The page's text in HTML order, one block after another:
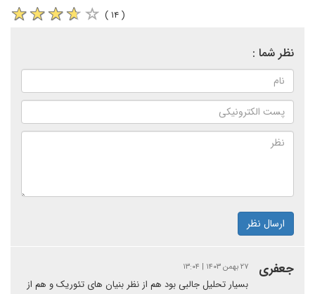
( ۱۴ )
نظر شما :
ارسال نظر
جعفری ۲۷ بهمن ۱۴۰۳ | ۱۳:۰۴
بسیار تحلیل جالبی بود هم از نظر بنیان های تئوریک و هم از